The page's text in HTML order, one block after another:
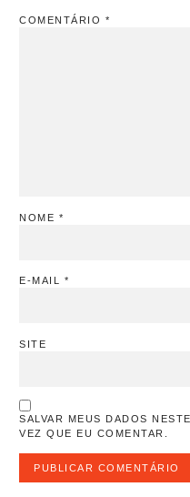
COMENTÁRIO *
NOME *
E-MAIL *
SITE
SALVAR MEUS DADOS
VEZ QUE EU COMENTAR.